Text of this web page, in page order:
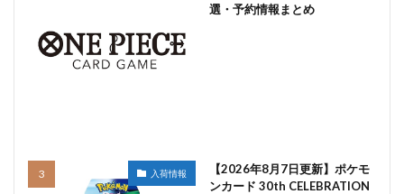
選・予約情報まとめ
入荷情報
【2026年8月7日更新】ポケモ
ンカード 30th CELEBRATION